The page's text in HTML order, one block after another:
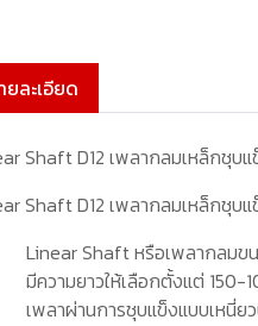
ยละเอียด
Shaft D12 เพลากลมเหล็กชุบ
Shaft D12 เพลากลมเหล็กชุบ
Linear Shaftหรือเพลากลมข
มีความยาวให้เลือกตั้งแต่ 150-
เพลาผ่านการชุบแข็งแบบเหนี่